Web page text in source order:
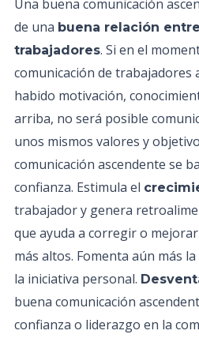
Una buena comunicación
de una buena relación
trabajadores. Si en el
comunicación de trabajadores
habido motivación,
arriba, no será posible
unos mismos valores y
comunicación ascendente se
confianza. Estimula el
trabajador y genera
que ayuda a corregir o
más altos. Fomenta aún más
la iniciativa personal.
buena comunicación
confianza o liderazgo en la